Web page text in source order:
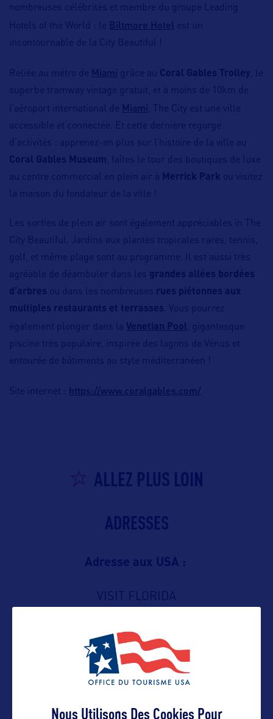
nombreuses célébrités et membre du groupe Leading
Hotels of the World : le Biltmore Hotel est un
incontournable de la City Beautiful !
Reliée au métro de Miami grâce au Coral Gables Trolley , le
superbe tramway vintage gratuit, et à moins de 10km de
l’aéroport international de Miami , The City est une ville
accessible et connectée. Et cette dernière regorge
d’activités : apprenez-en plus sur l’histoire de la ville au
Coral Gables Museum
, faîtes le tour des boutiques de luxe
au centre commercial en plein air à Merrick Park ou visitez
la maison du fondateur de la ville !
Les sorties de plein air sont également appréciables in The
City Beautiful. Jardins aux plantes tropicales rares, tennis,
golf, et même plage sont au programme. Il est aussi très
agréable de déambuler dans les grandes allées bordées
d’arbres ou dans les nombreuses rues piétonnes aux
multiples restaurants et terrasses . Vous pourrez
également plonger dans la Venetian Pool
, gigantesque
piscine très populaire, inspirée des lagons de Vénus et
entourée de bâtiments au style méditerranéen !
Site internet : https://www.coralgables.com/
ALLEZ PLUS LOIN
ADRESSES
Adresse aux USA :
VISIT FLORIDA
200
Tallahassee, Florida 32301 – USA
Nous Utilisons Des Cookies Pour